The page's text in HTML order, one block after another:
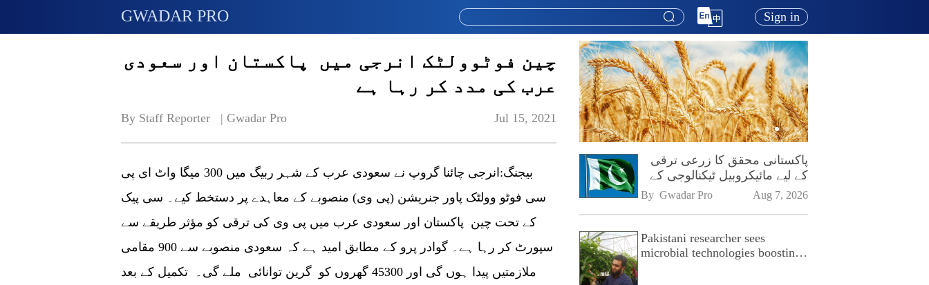
GWADAR PRO Sign in
چین فوٹوولٹک انرجی میں پاکستان اور سعودی
عرب کی مدد کر رہا ہے
By Staff Reporter   | Gwadar Pro Jul 15, 2021
بیجنگ:انرجی چائنا گروپ نے سعودی عرب کے شہر ربیگ میں 300 میگا واٹ ای پی
سی فوٹو وولٹک پاور جنریشن (پی وی) منصوبے کے معاہدے پر دستخط کیے۔ سی پیک
کے تحت چین پاکستان اور سعودی عرب میں پی وی کی ترقی کو مؤثر طریقے سے
سپورٹ کر رہا ہے۔ گوادر پرو کے مطابق امید ہے کہ سعودی منصوبے سے 900 مقامی
ملازمتیں پیدا ہوں گی اور 45300 گھروں کو گرین توانائی ملے گی۔ تکمیل کے بعد
پاکستانی محقق کا زرعی ترقی
کے لیے مائیکروبیل ٹیکنالوجی کے
فروغ پر زور
By Gwadar Pro Aug 7, 2026
Pakistani researcher sees
microbial technologies boosting